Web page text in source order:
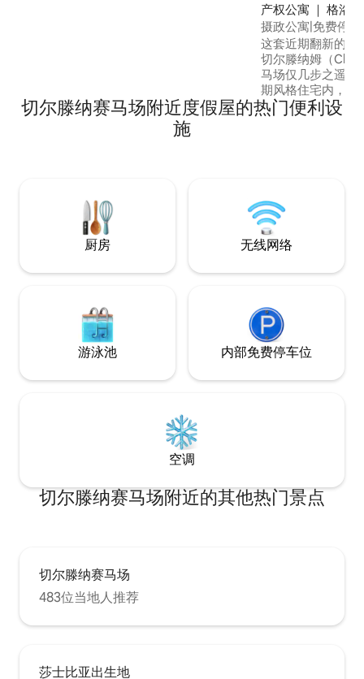
Cheltenham and the Cotswolds.
产权公寓 ｜ 格洛
cestershire)
摄政公寓|免费停
这套近期翻新的公
切尔滕纳姆（
马场仅几步之遥，
期风格住宅内，提
间。 该公寓非常适合情侣入住，可供 2 人
舒适入住，如果需
间，我们很乐意为
切尔滕纳赛马场附近度假屋的热门便利设
施
厨房 无线网络
游泳池 内部免费停车位
空调
切尔滕纳赛马场附近的其他热门景点
切尔滕纳赛马场
483位当地人推荐
莎士比亚出生地